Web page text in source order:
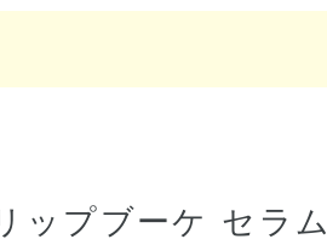
ップブーケ セラム